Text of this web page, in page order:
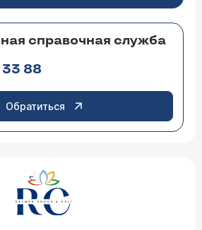
справочная служба
33 88
Обратиться